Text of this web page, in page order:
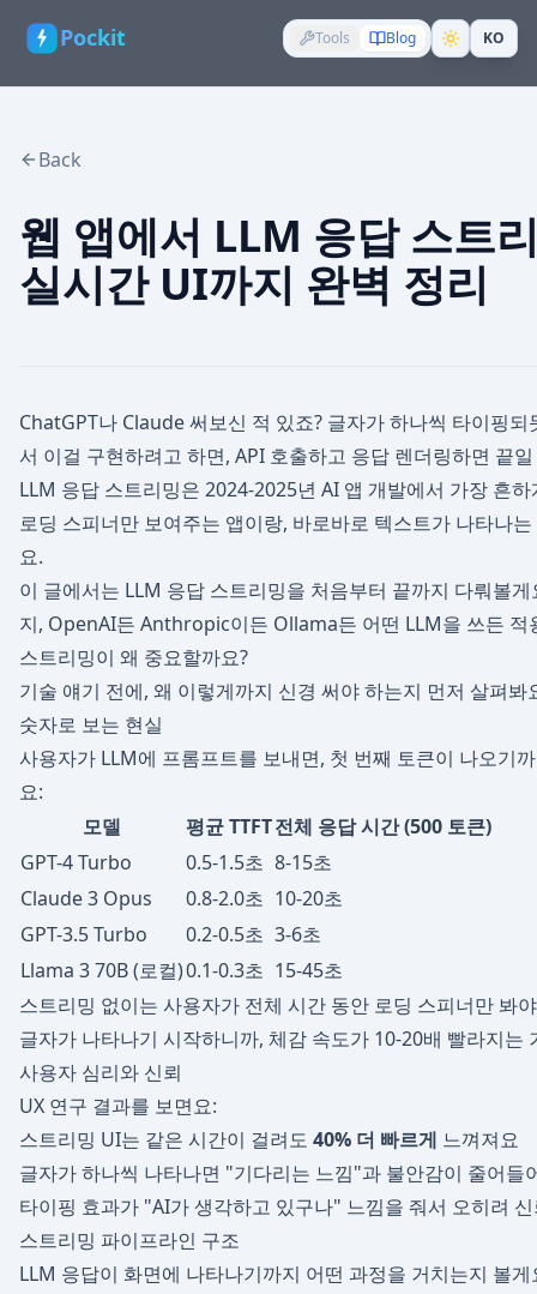
Pockit Tools Blog KO
Back
웹 앱에서 LLM 응답 스트
실시간 UI까지 완벽 정리
ChatGPT나 Claude 써보신 적 있죠? 글자가 하나씩 타이핑
서 이걸 구현하려고 하면, API 호출하고 응답 렌더링하면 끝
LLM 응답 스트리밍은 2024-2025년 AI 앱 개발에서 가장 흔
로딩 스피너만 보여주는 앱이랑, 바로바로 텍스트가 나타나
요.
이 글에서는 LLM 응답 스트리밍을 처음부터 끝까지 다뤄볼
지, OpenAI든 Anthropic이든 Ollama든 어떤 LLM을 쓰든 적
스트리밍이 왜 중요할까요?
기술 얘기 전에, 왜 이렇게까지 신경 써야 하는지 먼저 살펴봐
숫자로 보는 현실
사용자가 LLM에 프롬프트를 보내면, 첫 번째 토큰이 나오기
요:
모델
평균 TTFT전체 응답 시간 (500 토큰)
GPT-4 Turbo
0.5-1.5초 8-15초
Claude 3 Opus
0.8-2.0초 10-20초
GPT-3.5 Turbo
0.2-0.5초 3-6초
Llama 3 70B (로컬)0.1-0.3초 15-45초
스트리밍 없이는 사용자가 전체 시간 동안 로딩 스피너만 봐
글자가 나타나기 시작하니까, 체감 속도가 10-20배 빨라지는
사용자 심리와 신뢰
UX 연구 결과를 보면요:
스트리밍 UI는 같은 시간이 걸려도 40% 더 빠르게 느껴져요
글자가 하나씩 나타나면 "기다리는 느낌"과 불안감이 줄어들
타이핑 효과가 "AI가 생각하고 있구나" 느낌을 줘서 오히려
스트리밍 파이프라인 구조
LLM 응답이 화면에 나타나기까지 어떤 과정을 거치는지 볼게